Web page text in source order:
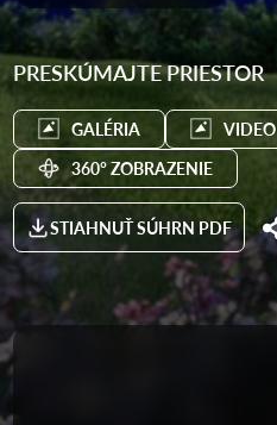
PRESKÚMAJTE PRIESTOR
GALÉRIA
VIDEO
360° ZOBRAZENIE
STIAHNUŤ SÚHRN PDF